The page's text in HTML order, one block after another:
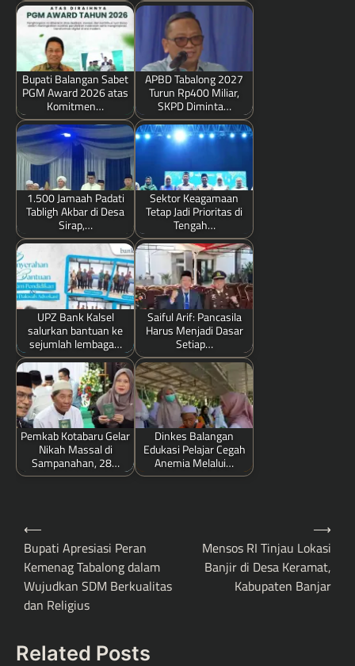
Bupati Balangan Sabet
PGM Award 2026 atas
Komitmen…
APBD Tabalong 2027
Turun Rp400 Miliar,
SKPD Diminta…
1.500 Jamaah Padati
Tabligh Akbar di Desa
Sirap,…
Sektor Keagamaan
Tetap Jadi Prioritas di
Tengah…
UPZ Bank Kalsel
salurkan bantuan ke
sejumlah lembaga…
Saiful Arif: Pancasila
Harus Menjadi Dasar
Setiap…
Pemkab Kotabaru Gelar
Nikah Massal di
Sampanahan, 28…
Dinkes Balangan
Edukasi Pelajar Cegah
Anemia Melalui…
Post
navigation
⟵
Bupati Apresiasi Peran
Kemenag Tabalong dalam
Wujudkan SDM Berkualitas
dan Religius
Mensos RI Tinjau Lokasi
Banjir di Desa Keramat,
Kabupaten Banjar
⟶
Related Posts